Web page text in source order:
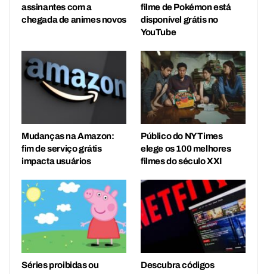
assinantes com a
chegada de animes novos
filme de Pokémon está
disponível grátis no
YouTube
Mudanças na Amazon:
fim de serviço grátis
impacta usuários
Público do NY Times
elege os 100 melhores
filmes do século XXI
Séries proibidas ou
Descubra códigos